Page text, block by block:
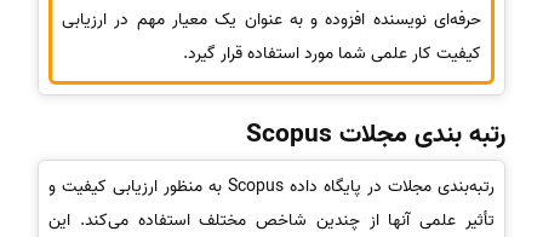
حرفه‌ای نویسنده افزوده و به عنوان یک معیار مهم در ارزیابی
کیفیت کار علمی شما مورد استفاده قرار گیرد.
رتبه بندی مجلات Scopus
رتبه‌بندی مجلات در پایگاه داده Scopus به منظور ارزیابی کیفیت و
تأثیر علمی آنها از چندین شاخص مختلف استفاده می‌کند. این